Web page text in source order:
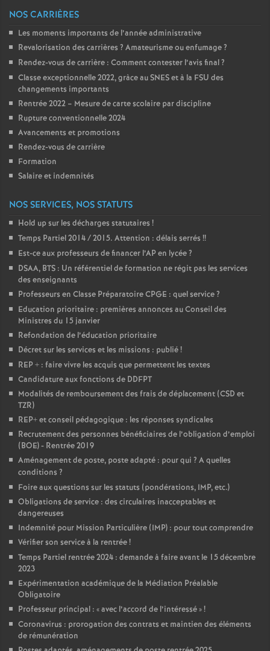
a
n
s
T
s
NOS CARRIÈRES
Les moments importants de l’année administrative
Revalorisation des carrières ? Amateurisme ou enfumage?
Rendez-vous de carrière : Comment contester l’avis final?
Classe exceptionnelle 2022, gràce au SNES et à la FSU des
changements importants
Rentrée 2022 – Mesure de carte scolaire par discipline
Rupture conventionnelle 2024
Avancements et promotions
Rendez-vous de carrière
Formation
Salaire et indemnités
NOS SERVICES, NOS STATUTS
Hold up sur les décharges statutaires !
Temps Partiel 2014 / 2015. Attention : délais serrés !!
Est-ce aux professeurs de financer l’AP en lycée?
DSAA, BTS : Un référentiel de formation ne régit pas les services
des enseignants
Professeurs en Classe Préparatoire CPGE : quel service?
Education prioritaire : premières annonces au Conseil des
Ministres du 15 janvier
Refondation de l’éducation prioritaire
Décret sur les services et les missions : publié!
REP + : faire vivre les acquis que permettent les textes
Candidature aux fonctions de DDFPT
Modalités de remboursement des frais de déplacement (CSD et
TZR)
REP+ et conseil pédagogique : les réponses syndicales
Recrutement des personnes bénéficiaires de l’obligation d’emploi
(BOE) - Rentrée 2019
Aménagement de poste, poste adapté : pour qui ? A quelles
conditions ?
Foire aux questions sur les statuts (pondérations, IMP, etc.)
Obligations de service : des circulaires inacceptables et
dangereuses
Indemnité pour Mission Particulière (IMP) : pour tout comprendre
Vérifier son service à la rentrée!
Temps Partiel rentrée 2024 : demande à faire avant le 15 décembre
2023
Expérimentation académique de la Médiation Préalable
Obligatoire
Professeur principal : «avec l’accord de l’intéressé»!
Coronavirus : prorogation des contrats et maintien des éléments
de rémunération